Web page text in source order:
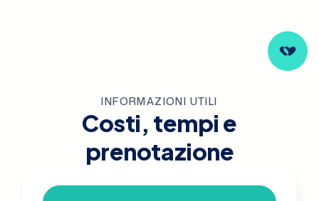
INFORMAZIONI UTILI
Costi, tempi e
prenotazione